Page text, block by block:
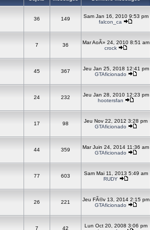
36 149
Sam Jan 16, 2010 9:53 pm
falcon_ca
7 36
Mar AoÃ» 24, 2010 8:51 am
crock
45 367
Jeu Jan 25, 2018 12:41 pm
GTAficionado
24 232
Jeu Jan 28, 2010 12:23 pm
hootersfan
17 98
Jeu Nov 22, 2012 3:28 pm
GTAficionado
44 359
Mar Juin 24, 2014 11:36 am
GTAficionado
77 603
Sam Mai 11, 2013 5:49 am
RUDY
26 221
Jeu FÃ©v 13, 2014 2:15 pm
GTAficionado
7 42
Lun Oct 20, 2008 3:06 pm